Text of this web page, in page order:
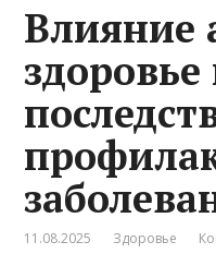
Влияние
11.08.2025 Здоровье